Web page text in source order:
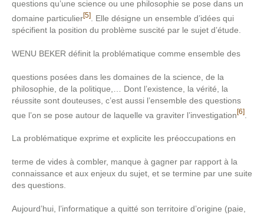
questions qu’une science ou une philosophie se pose dans un
domaine particulier[5]
. Elle désigne un ensemble d’idées qui
spécifient la position du problème suscité par le sujet d’étude.
WENU BEKER définit la problématique comme ensemble des
questions posées dans les domaines de la science, de la
philosophie, de la politique,… Dont l’existence, la vérité, la
réussite sont douteuses, c’est aussi l’ensemble des questions
que l’on se pose autour de laquelle va graviter l’investigation [6]
La problématique exprime et explicite les préoccupations en
terme de vides à combler, manque à gagner par rapport à la
connaissance et aux enjeux du sujet, et se termine par une suite
des questions.
Aujourd’hui, l’informatique a quitté son territoire d’origine (paie,